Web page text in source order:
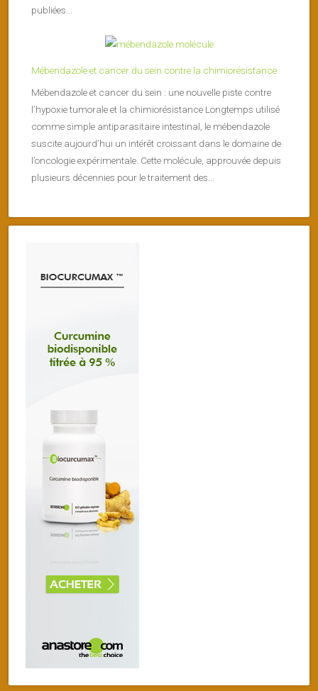
publiées...
Mébendazole et cancer du sein contre la chimiorésistance
Mébendazole et cancer du sein : une nouvelle piste contre
l’hypoxie tumorale et la chimiorésistance Longtemps utilisé
comme simple antiparasitaire intestinal, le mébendazole
suscite aujourd’hui un intérêt croissant dans le domaine de
l’oncologie expérimentale. Cette molécule, approuvée depuis
plusieurs décennies pour le traitement des...